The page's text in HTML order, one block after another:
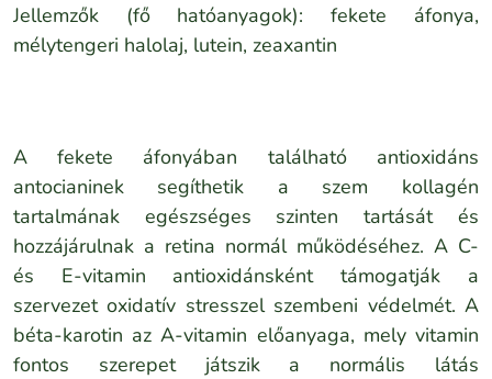
Jellemzők (fő hatóanyagok):
fekete áfonya,
mélytengeri halolaj, lutein, zeaxantin
A fekete áfonyában található antioxidáns
antocianinek segíthetik a szem kollagén
tartalmának egészséges szinten tartását és
hozzájárulnak a retina normál működéséhez. A C-
és E-vitamin antioxidánsként támogatják a
szervezet oxidatív stresszel szembeni védelmét. A
béta-karotin az A-vitamin előanyaga, mely vitamin
fontos szerepet játszik a normális látás